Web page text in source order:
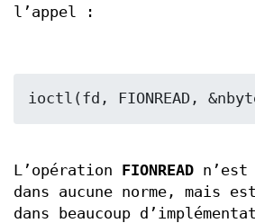
l’appel :
L’opération FIONREAD n’est
dans aucune norme, mais
dans beaucoup